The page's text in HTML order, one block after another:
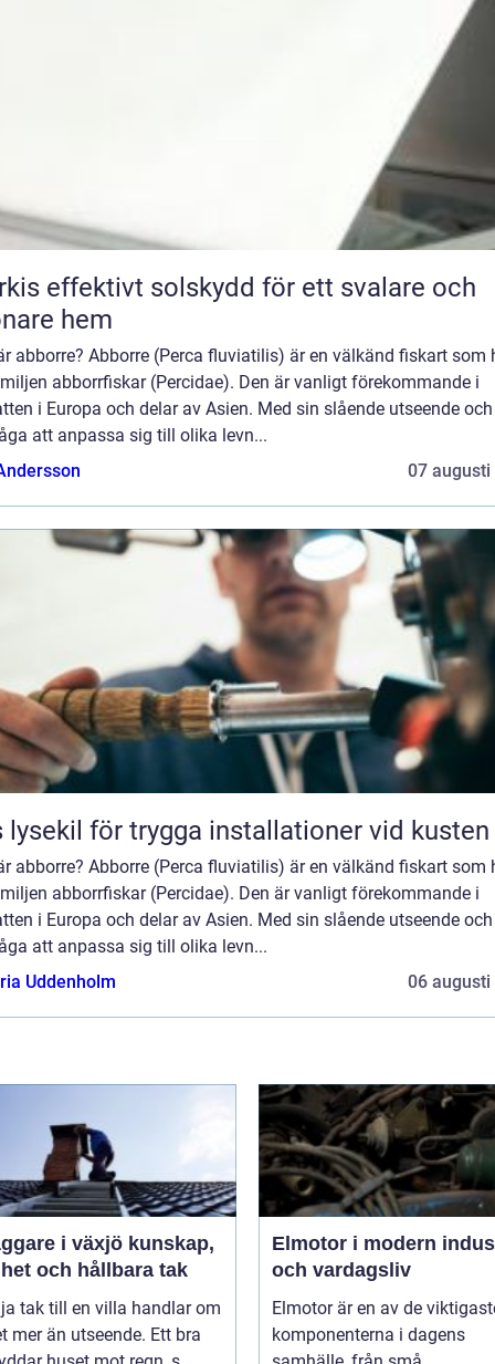
för ett svalare och
hem
abborre? Abborre (Perca fluviatilis) är en välkänd fiskart som
abborrfiskar (Percidae). Den är vanligt förekommande i
i Europa och delar av Asien. Med sin slående utseende och
att anpassa sig till olika levn...
07 augusti
lysekil för trygga installationer vid kusten
abborre? Abborre (Perca fluviatilis) är en välkänd fiskart som
abborrfiskar (Percidae). Den är vanligt förekommande i
i Europa och delar av Asien. Med sin slående utseende och
att anpassa sig till olika levn...
Uddenholm
06 augusti
i växjö kunskap,
och hållbara tak
tak till en villa handlar om
mer än utseende. Ett bra
Elmotor i modern
och vardagsliv
Elmotor är en av de
komponenterna i dagens